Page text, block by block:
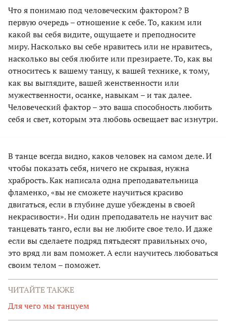
Что я понимаю под человеческим фактором? В
первую очередь – отношение к себе. То, каким или
какой вы себя видите, ощущаете и преподносите
миру. Насколько вы себе нравитесь или не нравитесь,
насколько вы себя любите или презираете. То, как вы
относитесь к вашему танцу, к вашей технике, к тому,
как вы выглядите, вашей женственности или
мужественности, осанке, навыкам – и так далее.
Человеческий фактор – это ваша способность любить
себя и свет, которым эта любовь освещает вас изнутри.
В танце всегда видно, каков человек на самом деле. И
чтобы показать себя, ничего не скрывая, нужна
храбрость. Как написала одна преподавательница
фламенко, «вы не сможете научиться красиво
двигаться, если в глубине душе убеждены в своей
некрасивости». Ни один преподаватель не научит вас
танцевать танго, если вы не любите свое тело. И даже
если вы сделаете подряд пятьдесят правильных очо,
это вряд ли вам поможет. А если научитесь любоваться
своим телом – поможет.
ЧИТАЙТЕ ТАКЖЕ
Для чего мы танцуем